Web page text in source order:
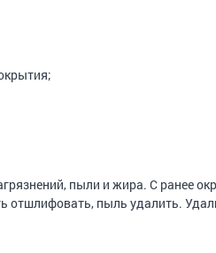
пыли и жира. С ранее
отшлифовать, пыль удалить.